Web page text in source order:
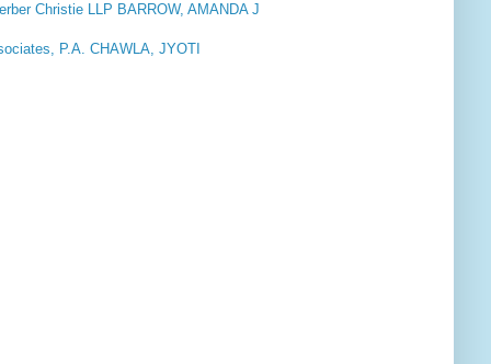
Christie LLP BARROW, AMANDA J
P.A. CHAWLA, JYOTI